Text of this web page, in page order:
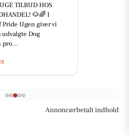
TILBUD HOS
🐶🌈 I
Ugen giver vi
udvalgte Dog
pro...
Annoncørbetalt indhold